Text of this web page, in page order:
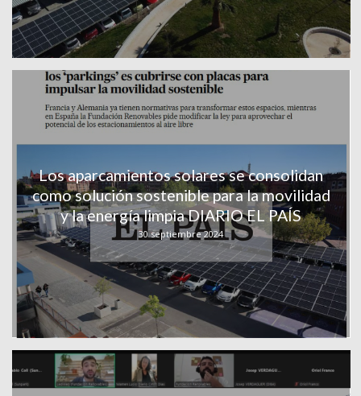
Los aparcamientos solares se consolidan
como solución sostenible para la movilidad
y la energía limpia DIARIO EL PAÍS
30 septiembre 2024